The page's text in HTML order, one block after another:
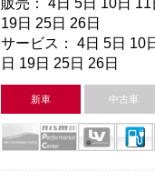
販売： 4日 5日 10日
19日 25日 26日
サービス： 4日 5日 10
日 19日 25日 26日
新車 中古車